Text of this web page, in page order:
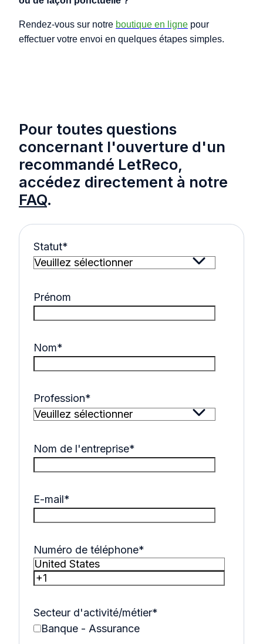
Rendez-vous sur notre boutique en ligne pour
effectuer votre envoi en quelques étapes simples.
Pour toutes questions
concernant l'ouverture d'un
recommandé LetReco,
accédez directement à notre
FAQ.
Statut*
Prénom
Nom*
Profession*
Nom de l'entreprise*
E-mail*
Numéro de téléphone*
Secteur d'activité/métier*
Banque - Assurance